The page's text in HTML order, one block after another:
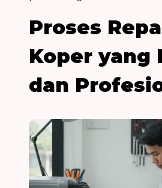
Proses
Koper yang
dan